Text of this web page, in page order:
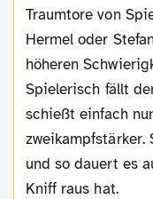
Traumtore von
Hermel oder
höheren
Spielerisch fällt
schießt einfach
zweikampfstärker.
und so dauert es
Kniff raus hat.